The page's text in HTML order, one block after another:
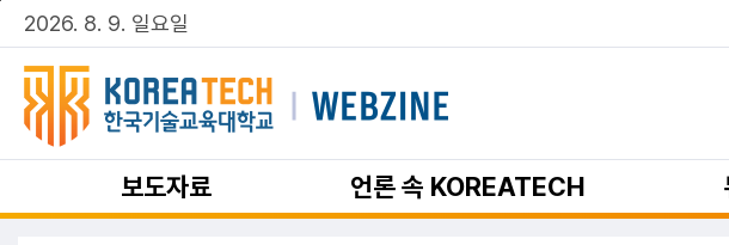
주메뉴 바로가기
본문 바로가기
2026. 8. 9. 일요일
보도자료 언론 속 KOREATECH